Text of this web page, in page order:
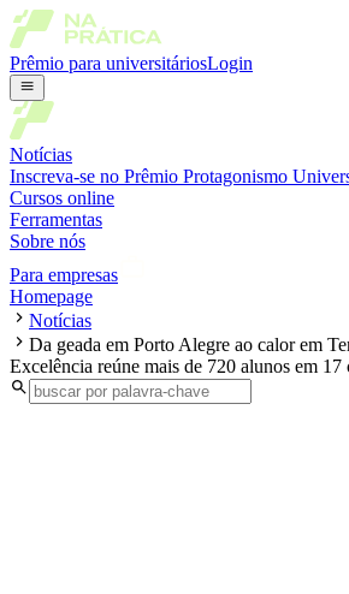
Prêmio para universitáriosLogin
Notícias
Inscreva-se no Prêmio Protagonismo
Cursos online
Ferramentas
Sobre nós
Para empresas
Homepage
Notícias
Da geada em Porto Alegre ao calor em
Excelência reúne mais de 720 alunos em 17